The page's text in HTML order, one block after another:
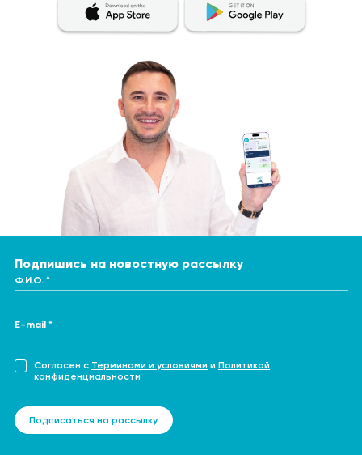
Подпишись на новостную рассылку
Ф.И.О. *
E-mail *
Согласен с Терминами и условиями и Политикой
конфиденциальности
Подписаться на рассылку